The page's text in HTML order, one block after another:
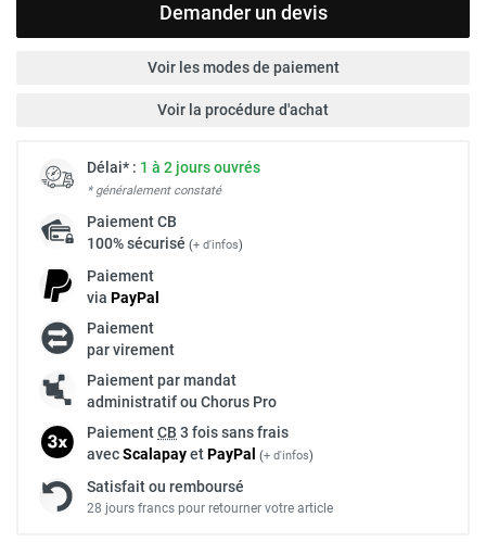
Demander un devis
Voir les modes de paiement
Voir la procédure d'achat
Délai* : 1 à 2 jours ouvrés
* généralement constaté
PaiementCB
100% sécurisé (+ d'infos)
Paiement
via PayPal
Paiement
par virement
Paiement par mandat
administratif ou Chorus Pro
PaiementCB 3 fois sans frais
avecScalapayetPayPal (+ d'infos)
Satisfait ou remboursé
28 jours francs pour retourner votre article